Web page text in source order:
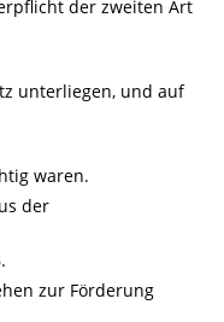
der zweiten Art
unterliegen, und auf
waren.
der
zur Förderung